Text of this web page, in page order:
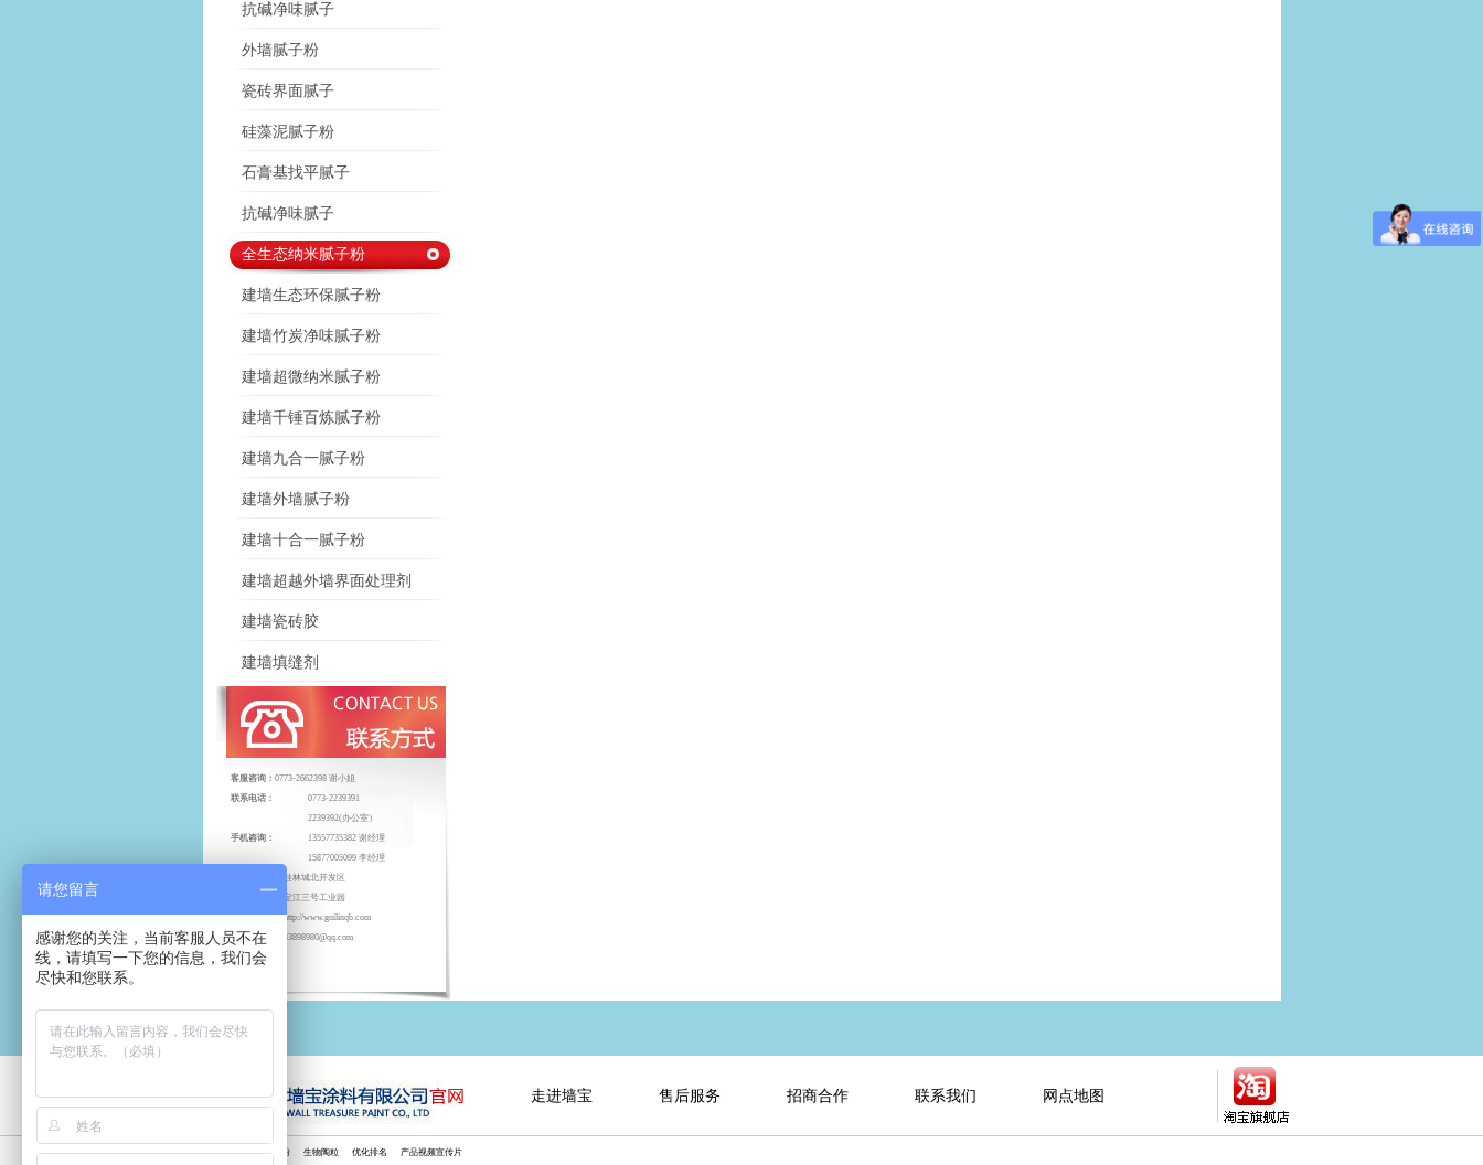
抗碱净味腻子
外墙腻子粉
瓷砖界面腻子
硅藻泥腻子粉
石膏基找平腻子
抗碱净味腻子
全生态纳米腻子粉
建墙生态环保腻子粉
建墙竹炭净味腻子粉
建墙超微纳米腻子粉
建墙千锤百炼腻子粉
建墙九合一腻子粉
建墙外墙腻子粉
建墙十合一腻子粉
建墙超越外墙界面处理剂
建墙瓷砖胶
建墙填缝剂
客服咨询： 0773-2662398 谢小姐
联系电话：
0773-2239391
2239392(办公室）
手机咨询：
13557735382 谢经理
15877005099 李经理
桂林城北开发区
定江三号工业园
网址：http://www.guilinqb.com
电子邮箱：
1833898980@qq.com
走进墙宝
售后服务
招商合作
联系我们
网点地图
友情链接：腻子粉 生物陶粒 优化排名 产品视频宣传片
请您留言
感谢您的关注，当前客服人员不在
线，请填写一下您的信息，我们会
尽快和您联系。